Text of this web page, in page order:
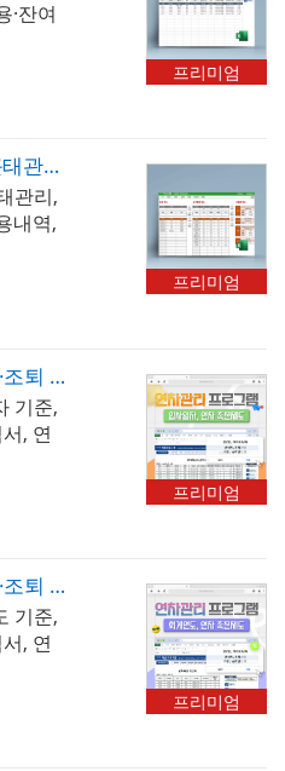
·잔여
를
엑
다.
차수
원 기
하며
습니
회계
강력
일자
연차
준일
다.-
사
100
프로
별
가 자
부담
직원
되지
1일
이
프리미엄
직원 근태 관리 프로그램(근태관리, 급여관리, 지급현황, 연차사용내역, 근태현황)
관리,
내역,
근
수
램
상 ※
황,
프리미엄
연차관리 프로그램 (반반차·조퇴 및 공휴일 반영, 입사일자 기준, 연차촉진제도, 연차수당, 연차촉진 서류 3종 제공)
기준,
, 연
제도
사일
자
계
사용
입력
수당)
금
효
- 회
프리미엄
연차관리 프로그램 (반반차·조퇴 및 공휴일 반영, 회계연도 기준, 연차촉진제도, 연차수당, 연차촉진 서류 3종 제공)
기준,
, 연
서식
기준
기
계산
프리미엄